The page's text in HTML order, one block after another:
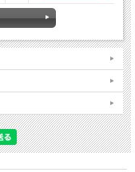
使われ、その根はポリフェ
は異なりガランガは血液の
るクラッシュ感がなくエネル
安定化と集中力、気分、リ
が認められています。 カフ
スピードアップ、語義暗記力
す。またカフェインのみで起
とが示されています。